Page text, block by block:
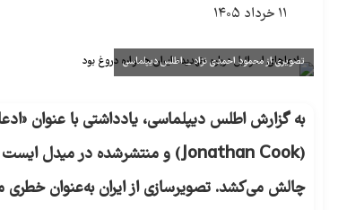
۱۱ خرداد ۱۴۰۵
تصویری از محمود احمدی نژاد _ اطلس دیپلماسی
به گزارش اطلس دیپلماسی، یادداشتی با عنوان
(Jonathan Cook)
و منتشرشده در میدل
چالش می‌کشد. تصویرسازی از ایران به‌عنوان خطری